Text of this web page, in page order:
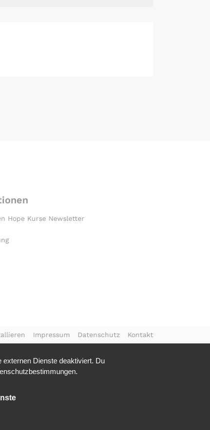
Hope Kurse Newsletter
Impressum Datenschutz Kontakt
Dienste deaktiviert. Du